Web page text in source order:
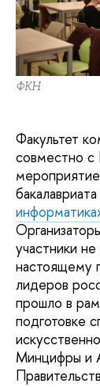
ФКН
Факультет
совместно с
бакалавриата
участники
настоящему
лидеров
прошло в
подготовке
Минцифры и